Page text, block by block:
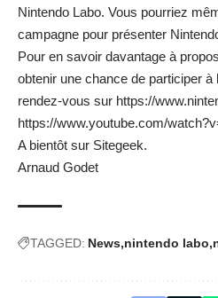
Nintendo Labo. Vous pourriez
campagne pour présenter
Pour en savoir davantage à
obtenir une chance de participer à
rendez-vous sur https://
https://www.youtube.com/
A bientôt sur Sitegeek.
Arnaud Godet
TAGGED: News nintendo labo